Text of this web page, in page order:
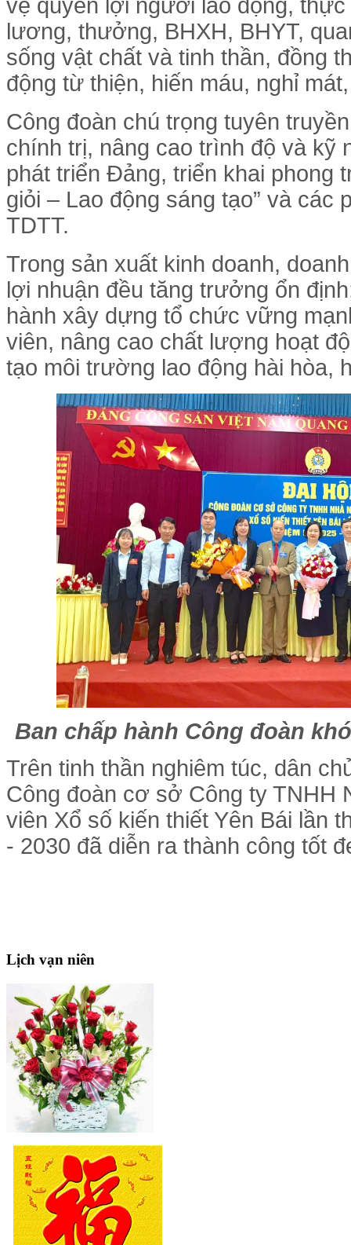
vệ quyền lợi người lao động,
lương, thưởng, BHXH, BHYT,
sống vật chất và tinh thần, đồng
động từ thiện, hiến máu, nghỉ
Công đoàn chú trọng tuyên
chính trị, nâng cao trình độ và kỹ
phát triển Đảng, triển khai phong
giỏi – Lao động sáng tạo” và các
TDTT.
Trong sản xuất kinh doanh,
lợi nhuận đều tăng trưởng ổn
hành xây dựng tổ chức vững
viên, nâng cao chất lượng hoạt
tạo môi trường lao động hài hòa,
Ban chấp hành Công đoàn
Trên tinh thần nghiêm túc, dân
Công đoàn cơ sở Công ty TNHH
viên Xổ số kiến thiết Yên Bái lần
- 2030 đã diễn ra thành công tốt
Lịch vạn niên